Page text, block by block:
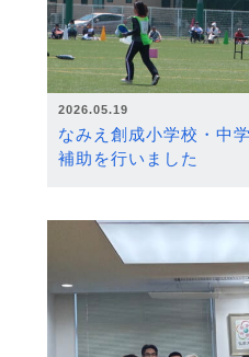
2026.05.19
なみえ創成小学校・中
補助を行いました